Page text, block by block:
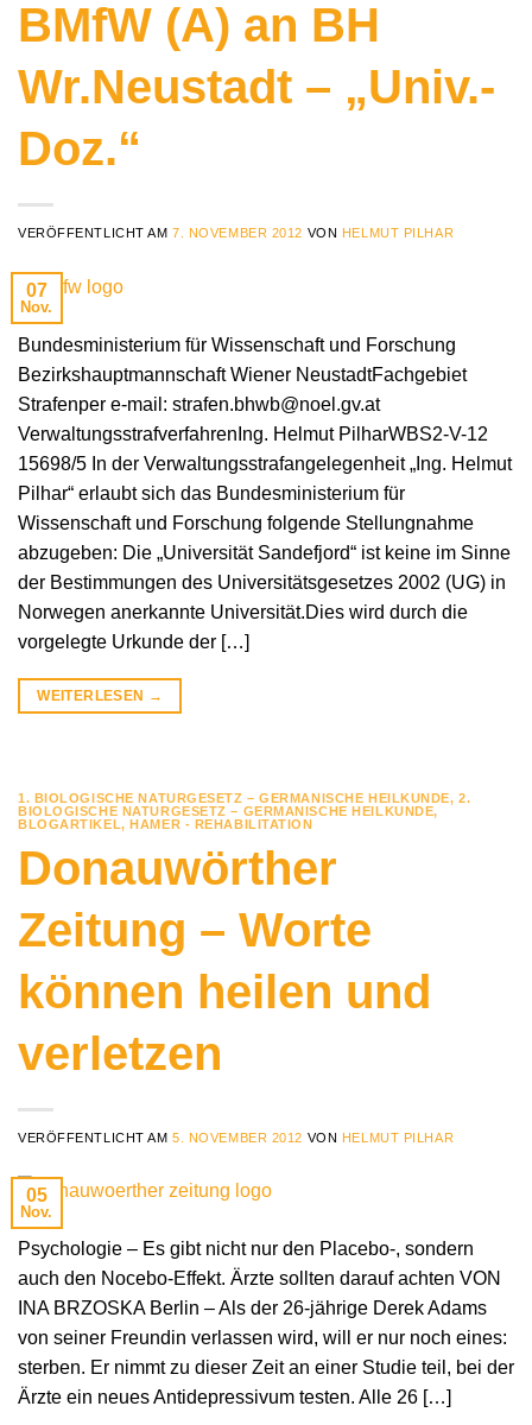
BMfW (A) an BH
Wr.Neustadt – „Univ.-
Doz.“
VERÖFFENTLICHT AM7. NOVEMBER 2012 VON HELMUT PILHAR
07
Nov.
Bundesministerium für Wissenschaft und Forschung
Bezirkshauptmannschaft Wiener NeustadtFachgebiet
Strafenper e-mail: strafen.bhwb@noel.gv.at
VerwaltungsstrafverfahrenIng. Helmut PilharWBS2-V-12
15698/5 In der Verwaltungsstrafangelegenheit „Ing. Helmut
Pilhar“ erlaubt sich das Bundesministerium für
Wissenschaft und Forschung folgende Stellungnahme
abzugeben: Die „Universität Sandefjord“ ist keine im Sinne
der Bestimmungen des Universitätsgesetzes 2002 (UG) in
Norwegen anerkannte Universität.Dies wird durch die
vorgelegte Urkunde der […]
WEITERLESEN →
1. BIOLOGISCHE NATURGESETZ – GERMANISCHE HEILKUNDE,2.
BIOLOGISCHE NATURGESETZ – GERMANISCHE HEILKUNDE,
BLOGARTIKEL,HAMER - REHABILITATION
Donauwörther
Zeitung – Worte
können heilen und
verletzen
VERÖFFENTLICHT AM5. NOVEMBER 2012 VON HELMUT PILHAR
05
Nov.
Psychologie – Es gibt nicht nur den Placebo-, sondern
auch den Nocebo-Effekt. Ärzte sollten darauf achten VON
INA BRZOSKA Berlin – Als der 26-jährige Derek Adams
von seiner Freundin verlassen wird, will er nur noch eines:
sterben. Er nimmt zu dieser Zeit an einer Studie teil, bei der
Ärzte ein neues Antidepressivum testen. Alle 26 […]